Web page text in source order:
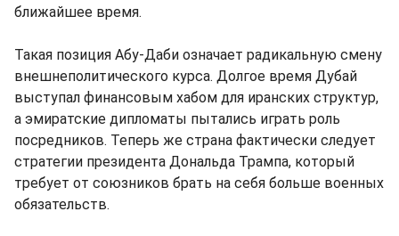
ближайшее время.
Такая позиция Абу-Даби означает радикальную смену
внешнеполитического курса. Долгое время Дубай
выступал финансовым хабом для иранских структур,
а эмиратские дипломаты пытались играть роль
посредников. Теперь же страна фактически следует
стратегии президента Дональда Трампа, который
требует от союзников брать на себя больше военных
обязательств.